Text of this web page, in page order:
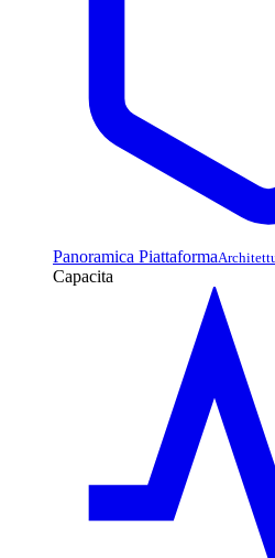
Panoramica Piattaforma
Capacita